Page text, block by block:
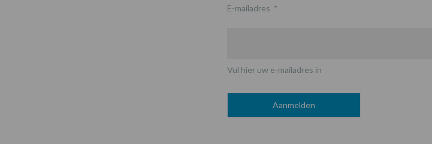
E-mailadres *
Vul hier uw e-mailadres in